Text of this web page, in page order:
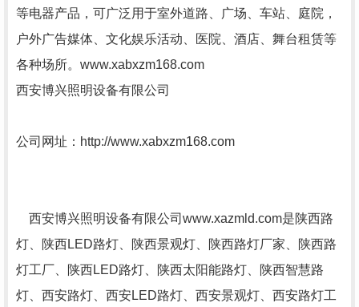
等电器产品，可广泛用于室外道路、广场、车站、庭院，
户外广告媒体、文化娱乐活动、医院、酒店、舞台租赁等
各种场所。www.xabxzm168.com
西安博兴照明设备有限公司
公司网址：http://www.xabxzm168.com
西安博兴照明设备有限公司www.xazmld.com是陕西路
灯、陕西LED路灯、陕西景观灯、陕西路灯厂家、陕西路
灯工厂、陕西LED路灯、陕西太阳能路灯、陕西智慧路
灯、西安路灯、西安LED路灯、西安景观灯、西安路灯工